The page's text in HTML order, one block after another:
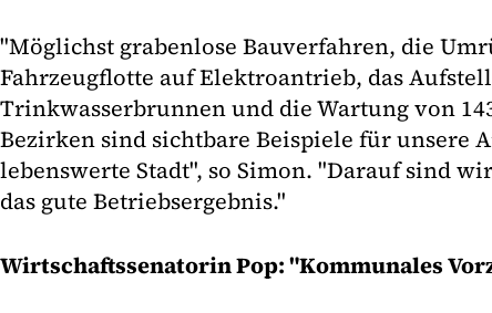
"Möglichst grabenlose Bauverfahren, die
Fahrzeugflotte auf Elektroantrieb, das
Trinkwasserbrunnen und die Wartung von
Bezirken sind sichtbare Beispiele für unsere
lebenswerte Stadt", so Simon. "Darauf sind
das gute Betriebsergebnis."
Wirtschaftssenatorin Pop: "Kommunales